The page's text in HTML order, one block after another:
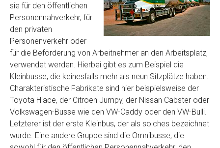
sie für den öffentlichen
Personennahverkehr, für
den privaten
Personenverkehr oder
für die Beförderung von Arbeitnehmer an den Arbeitsplatz,
verwendet werden. Hierbei gibt es zum Beispiel die
Kleinbusse, die keinesfalls mehr als neun Sitzplätze haben.
Charakteristische Fabrikate sind hier beispielsweise der
Toyota Hiace, der Citroen Jumpy, der Nissan Cabster oder
Volkswagen-Busse wie den VW-Caddy oder den VW-Bulli.
Letzterer ist der erste Kleinbus, der als solches bezeichnet
wurde. Eine andere Gruppe sind die Omnibusse, die